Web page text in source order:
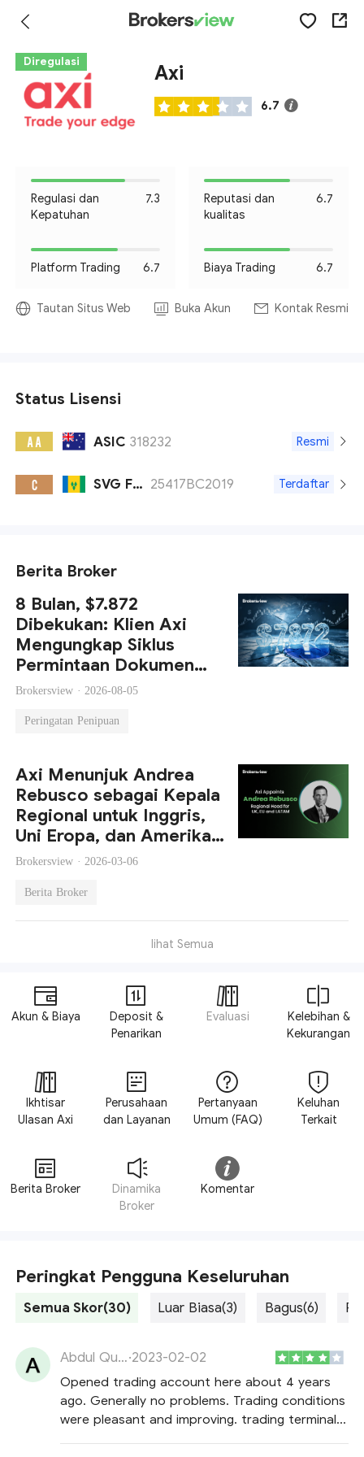
Diregulasi Axi
6.7
Regulasi dan
Kepatuhan
7.3
Reputasi dan
kualitas
6.7
Platform Trading 6.7 Biaya Trading 6.7
Tautan Situs Web Buka Akun Kontak Resmi
Status Lisensi
A A ASIC 318232 Resmi
C SVG FSA 25417BC2019 Terdaftar
Berita Broker
8 Bulan, $7.872
Dibekukan: Klien Axi
Mengungkap Siklus
Permintaan Dokumen
Tanpa Akhir dan Tidak
Brokersview · 2026-08-05
Peringatan Penipuan
Axi Menunjuk Andrea
Rebusco sebagai Kepala
Regional untuk Inggris,
Uni Eropa, dan Amerika
Latin
Brokersview · 2026-03-06
Berita Broker
lihat Semua
Akun & Biaya
Deposit &
Penarikan
Evaluasi
Kelebihan &
Kekurangan
Ikhtisar
Ulasan Axi
Perusahaan
dan Layanan
Pertanyaan
Umum (FAQ)
Keluhan
Terkait
Berita Broker
Dinamika
Broker
Komentar
Peringkat Pengguna Keseluruhan
Semua Skor(30) Luar Biasa(3) Bagus(6)
Abdul Quddus Chowdhury·2023-02-02
Opened trading account here about 4 years
ago. Generally no problems. Trading conditions
were pleasant and improving. trading terminal